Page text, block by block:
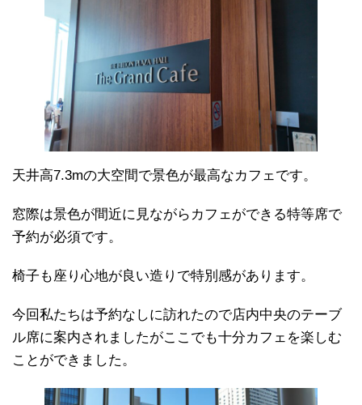
天井高7.3mの大空間で景色が最高なカフェです。
窓際は景色が間近に見ながらカフェができる特等席で
予約が必須です。
椅子も座り心地が良い造りで特別感があります。
今回私たちは予約なしに訪れたので店内中央のテーブ
ル席に案内されましたがここでも十分カフェを楽しむ
ことができました。